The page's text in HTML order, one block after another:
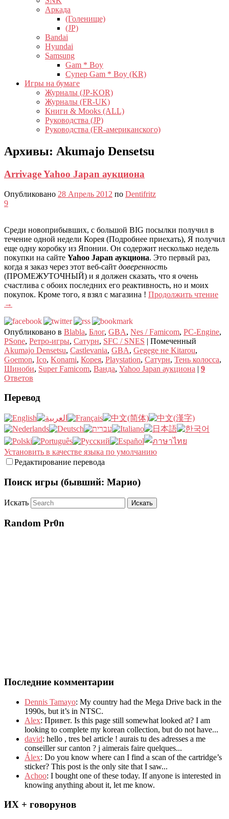
Аркада
(Голенище)
(JP)
Bandai
Hyundai
Samsung
Gam * Boy
Супер Gam * Boy (KR)
Игры на бумаге
Журналы (JP-KOR)
Журналы (FR-UK)
Книги & Mooks (ALL)
Руководства (JP)
Руководства (FR-американского)
Архивы: Akumajo Densetsu
Arrivage Yahoo Japan аукциона
Опубликовано 28 Апрель 2012 по Dentifritz
9
Среди новоприбывших, с большой BIG посылки получил в
течение одной недели Корея (Подробнее приехать), Я получил
еще одну коробку из Японии. Он содержит несколько недель
покупки на сайте Yahoo Japan аукциона. Это первый раз,
когда я заказ через этот веб-сайт доверенность
(ПРОМЕЖУТОЧНЫЙ) и я должен сказать, что я очень
счастлива с обоих последних его реактивность, но и моих
покупок. Кроме того, я взял с магазина ! Продолжить чтение
→
Опубликовано в Blabla, Блог, GBA, Nes / Famicom, PC-Engine,
PSone, Ретро-игры, Сатурн, SFC / SNES | Помеченный
Akumajo Densetsu, Castlevania, GBA, Gegege не Kitarou,
Goemon, Ico, Konami, Корея, Playstation, Сатурн, Тень колосса,
Шиноби, Super Famicom, Ванда, Yahoo Japan аукциона | 9
Ответов
Перевод
Установить в качестве языка по умолчанию
Редактирование перевода
Поиск игры (бывший: Марио)
Искать
Random Pr0n
Последние комментарии
Dennis Tamayo: My country had the Mega Drive back in the
1990s, but it’s in NTSC.
Alex: Привет. Is this page still somewhat looked at? I am
looking to complete my korean collection, but do not have...
david: hello , tres bel article ! aurais tu des adresses a me
conseiller sur canton ? j aimerais faire quelques...
Álex: Do you know where can I find a scan of the cartridge’s
sticker? This post is the only site that I saw...
Achoo: I bought one of these today. If anyone is interested in
knowing anything about it, let me know.
ИХ + говорунов